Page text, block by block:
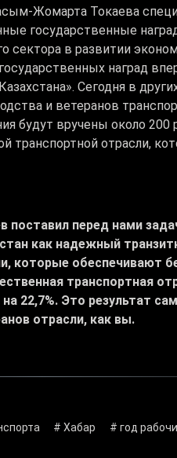
Жомарта Токаева
государственные
сектора в развитии
наград
Сегодня в
и ветеранов
будут вручены около 200
транспортной отрасли,
перед нами
как надежный
которые обеспечивают
транспортная
22,7%. Это результат
отрасли, как вы.
# Хабар # год